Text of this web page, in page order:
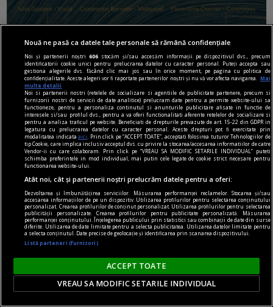
în oraș
Martie este luna concertelor de chitară
În perioada 16-30 martie 2024, Asociația
ChitaraNova vă invită la concertele din cadrul
turneului național „Conciertos para Guitarra”.
Nouă ne pasă ca datele tale personale să rămână confidențiale
Noi și partenerii noștri606 stocăm și/sau accesăm informații pe dispozitivul dvs., precum
identificatorii cookie unici pentru prelucrarea datelor cu caracter personal. Puteți accepta sau
gestiona alegerile dvs. făcând clic mai jos sau în orice moment, pe pagina cu politica de
confidențialitate. Aceste alegeri vor fi raportate partenerilor noștri și nu vă vor afecta navigarea.
Mai
multe detalii
Noi si partenerii nostri (retelele de socializare si agentiile de publicitate partenere, precum si
furnizorii nostri de servicii de date analitice) prelucram date pentru a permite website-ului sa
functioneze, pentru a personaliza continutul si anunturile publicitare afisate in functie de
interesele si/sau profilul dvs., pentru a va oferi functionalitati aferente retelelor de socializare si
pentru a analiza traficul pe website. Beneficiati de drepturile prevazute de art. 15-22 din GDPR in
legatura cu prelucrarea datelor cu caracter personal. Aceste drepturi pot fi exercitate prin
modalitatea indicataaici
. Prin click pe “ACCEPT TOATE”, acceptati folosirea tuturor Tehnologiilor de
tip Cookie, care implica inclusiv acceptul dvs. cu privire la stocarea/accesarea informatiilor de catre
Vendor-ii cu care colaboram. Prin click pe “VREAU SA MODIFIC SETARILE INDIVIDUAL” puteti
schimba preferintele in mod individual, mai putin cele legate de cookie strict necesare pentru
functionarea website-ului.
Atât noi, cât și partenerii noștri prelucrăm datele pentru a oferi:
Dezvoltarea și îmbunătățirea serviciilor. Măsurarea performanței reclamelor. Stocarea și/sau
accesarea informațiilor de pe un dispozitiv. Utilizarea profilurilor pentru selectarea conținutului
personalizat. Crearea profilurilor de conținut personalizat. Utilizarea profilurilor pentru selectarea
publicității personalizate. Crearea profilurilor pentru publicitate personalizată. Măsurarea
performanței conținutului. Înțelegerea publicului prin statistici sau combinații de date din surse
diferite. Utilizarea de date limitate pentru a selecta publicitatea. Utilizarea datelor limitate pentru
a selecta conținutul. Date precise de geolocație și identificarea prin scanarea dispozitivului.
Listă parteneri (furnizori)
ACCEPT TOATE
VREAU SA MODIFIC SETARILE INDIVIDUAL